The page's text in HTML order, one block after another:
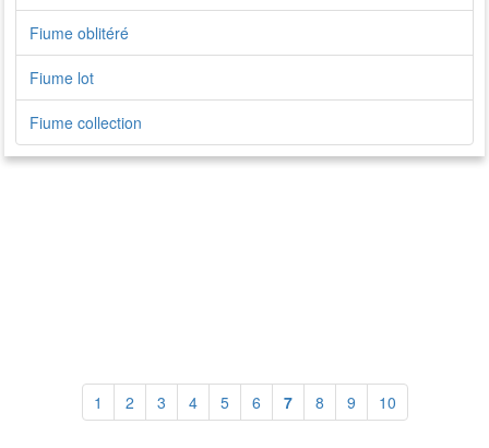
Fiume oblitéré
Fiume lot
Fiume collection
1 2 3 4 5 6 7 8 9 10